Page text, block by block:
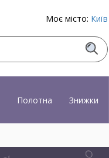
Моє місто: Київ
Полотна Знижки